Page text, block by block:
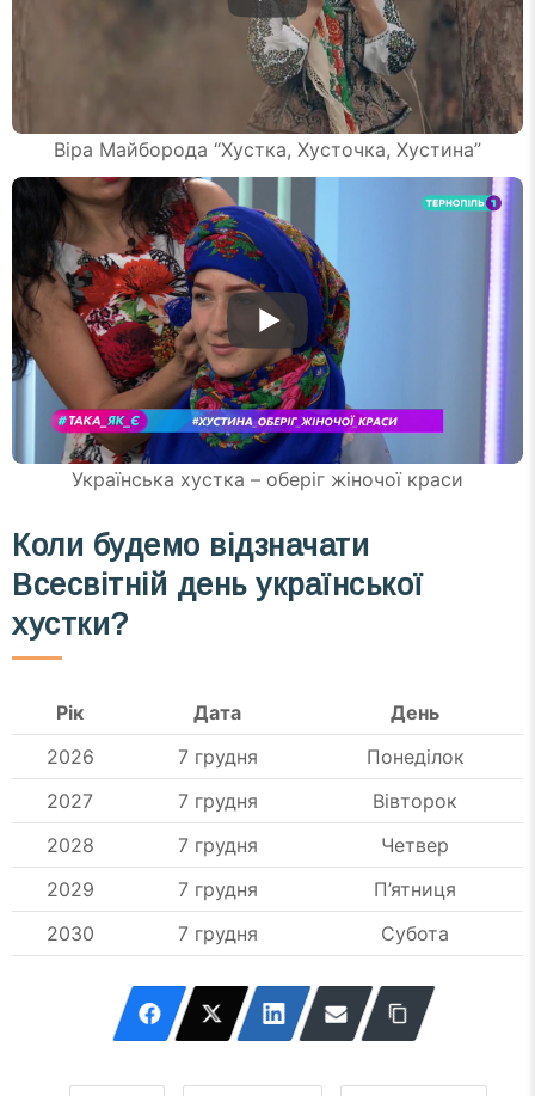
Віра Майборода “Хустка, Хусточка, Хустина”
Українська хустка – оберіг жіночої краси
Коли будемо відзначати
Всесвітній день української
хустки?
Рік Дата
День
2026
7 грудня
Понеділок
2027
7 грудня
Вівторок
2028
7 грудня
Четвер
2029
7 грудня
П’ятниця
2030
7 грудня Субота